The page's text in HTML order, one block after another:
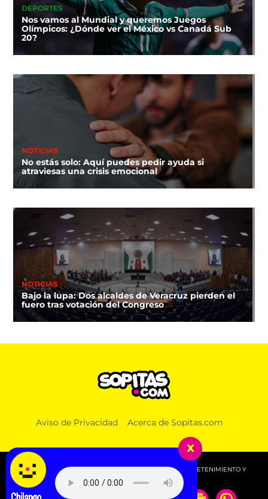
DEPORTES
Nos vamos al Mundial y queremos Juegos
Olímpicos: ¿Dónde ver el México vs Canadá Sub
20?
NOTICIAS
No estás solo: Aquí puedes pedir ayuda si
atraviesas una crisis emocional
NOTICIAS
Bajo la lupa: Dos alcaldes de Veracruz pierden el
fuero tras votación del Congreso
Aviso de Privacidad Acerca de Sopitas.com
© 2026 SOPITAS.COM - MÚSICA, NOTICIAS, DEPORTES, ENTRETENIMIENTO Y
MÁS!.
x